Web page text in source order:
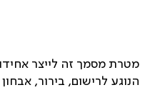
מטרת מסמך זה לייצר
הנוגע לרישום, בירור,